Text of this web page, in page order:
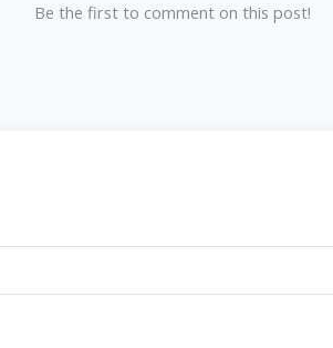
Be the first to comment on this post!